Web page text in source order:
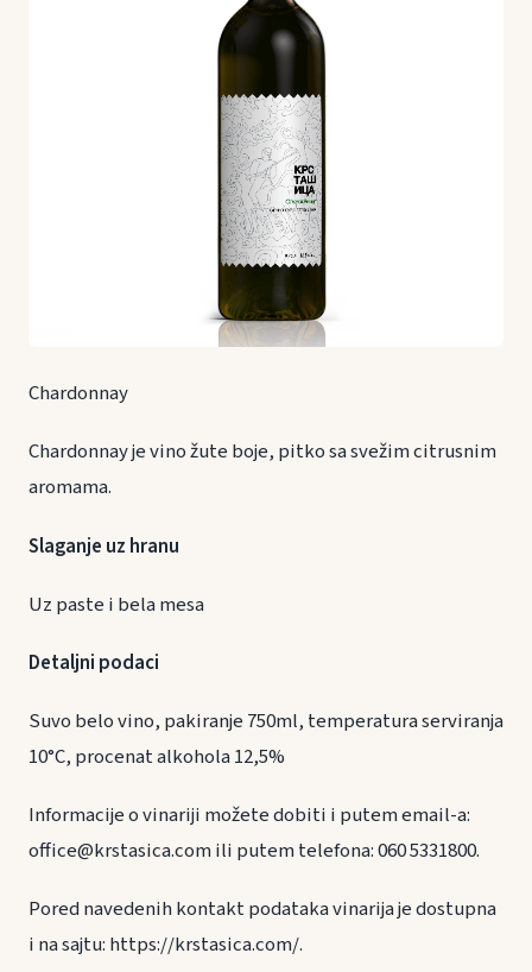
Chardonnay
Chardonnay je vino žute boje, pitko sa svežim citrusnim
aromama.
Slaganje uz hranu
Uz paste i bela mesa
Detaljni podaci
Suvo belo vino, pakiranje 750ml, temperatura serviranja
10°C, procenat alkohola 12,5%
Informacije o vinariji možete dobiti i putem email-a:
office@krstasica.com ili putem telefona: 060 5331800.
Pored navedenih kontakt podataka vinarija je dostupna
i na sajtu: https://krstasica.com/.